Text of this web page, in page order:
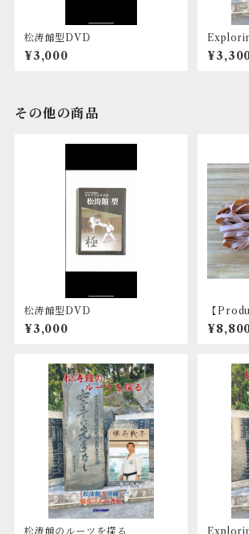
松涛館型DVD
¥3,000
kan
その他の商品
松涛館型DVD
¥3,000
【
s】
【
松涛館のルーツを探る